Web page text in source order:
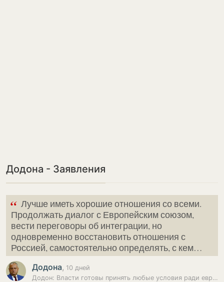
Додона - Заявления
“ Лучше иметь хорошие отношения со всеми.
Продолжать диалог с Европейским союзом,
вести переговоры об интеграции, но
одновременно восстановить отношения с
Россией, самостоятельно определять, с кем…
Додона, 10 дней
Додон: Власти готовы принять любые условия ради евроинтеграции